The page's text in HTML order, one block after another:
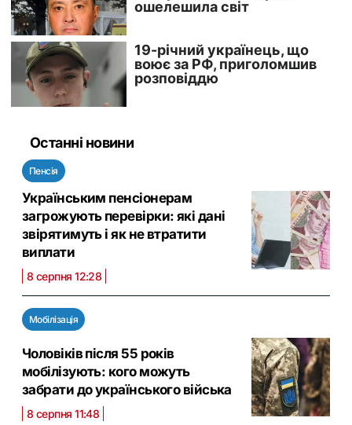
Останні новини
Пенсія
Українським пенсіонерам
загрожують перевірки: які дані
звірятимуть і як не втратити
виплати
8 серпня 12:28
Мобілізація
Чоловіків після 55 років
мобілізують: кого можуть
забрати до українського війська
8 серпня 11:48